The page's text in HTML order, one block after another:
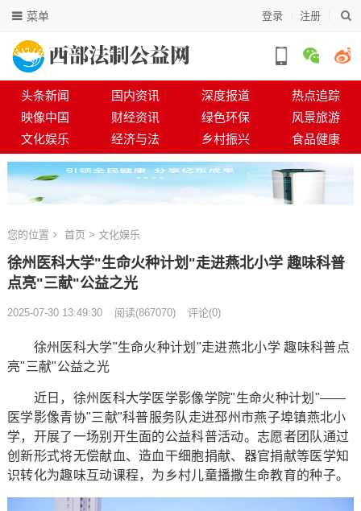
登录 注册
菜单
头条新闻 国内资讯 深度报道
热点追踪
映像中国
财经资讯 绿色环保
风景旅游
文化娱乐
经济与法 乡村振兴 食品健康
您的位置 首页 > 文化娱乐
徐州医科大学"生命火种计划"走进燕北小学 趣味科普
点亮"三献"公益之光
2025-07-30 13:49:30 阅读(867070) 评论(0)
徐州医科大学"生命火种计划"走进燕北小学 趣味科普点
亮"三献"公益之光
近日，徐州医科大学医学影像学院"生命火种计划"——
医学影像青协"三献"科普服务队走进邳州市燕子埠镇燕北小
学，开展了一场别开生面的公益科普活动。志愿者团队通过
创新形式将无偿献血、造血干细胞捐献、器官捐献等医学知
识转化为趣味互动课程，为乡村儿童播撒生命教育的种子。